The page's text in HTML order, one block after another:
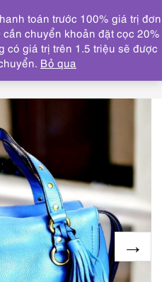
DANH MỤC
BẬT
OTHERS
vai-COLE HAAN Cassidy
toán trước 100% giá trị đơn
chuyển khoản đặt cọc 20%
có giá trị trên 1.5 triệu sẽ được
Bỏ qua